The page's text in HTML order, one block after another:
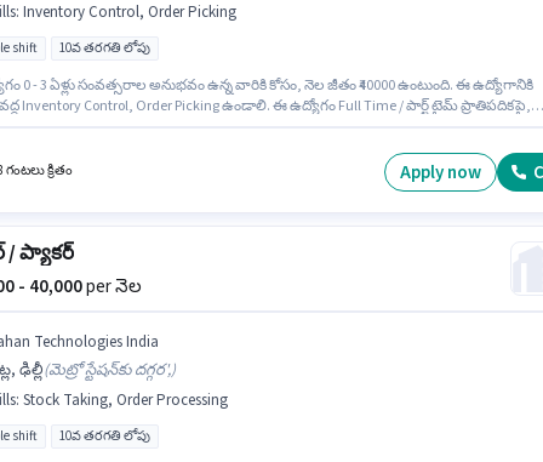
: Inventory Control, Order Picking
shift 10వ తరగతి లోపు
0 - 3 ఏళ్లు సంవత్సరాల అనుభవం ఉన్న వారికి కోసం, నెల జీతం ₹40000 ఉంటుంది. ఈ ఉద్యోగానికి
Inventory Control, Order Picking ఉండాలి. ఈ ఉద్యోగం Full Time / పార్ట్ టైమ్ ప్రాతిపదికపై,
గంటలు క్రితం Apply now
/ ప్యాకర్
- 40,000per నెల
Technologies India
ఢిల్లీ(మెట్రో స్టేషన్‌కు దగ్గర',)
: Stock Taking, Order Processing
shift 10వ తరగతి లోపు